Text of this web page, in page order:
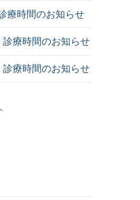
療時間のお知らせ
療時間のお知らせ
療時間のお知らせ